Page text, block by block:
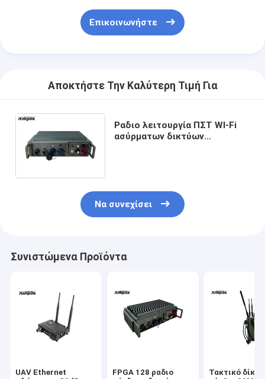
Επικοινωνήστε
Αποκτήστε Την Καλύτερη Τιμή Για
Ραδιο λειτουργία ΠΣΤ WI-Fi
ασύρματων δικτύων
Να συνεχίσει
Συνιστώμενα Προϊόντα
UAV Ethernet
FPGA 128 ραδιο
Τακτικό